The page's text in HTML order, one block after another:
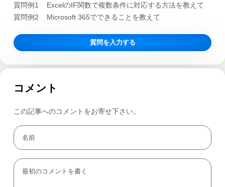
質問例1
ExcelのIF関数で複数条件に対応する方法を教えて
質問例2
Microsoft 365でできることを教えて
質問を入力する
コメント
この記事へのコメントをお寄せ下さい。